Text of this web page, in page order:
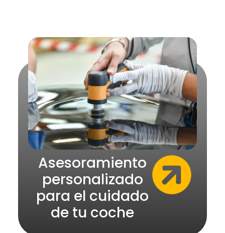
Asesoramiento
personalizado
para el cuidado
de tu coche